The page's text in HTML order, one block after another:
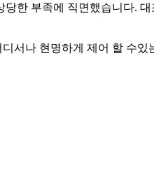
한 부족에 직면했습니다.
서나 현명하게 제어 할 수